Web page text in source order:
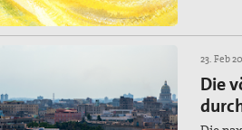
23. Feb
Die